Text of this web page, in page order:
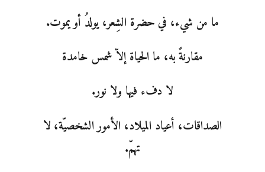
ما من شيء، في حضرة الشِعر، يولدُ أو يموت.
مقارنةً به، ما الحياة إلاّ شمس خامدة
لا دفء فيها ولا نور.
الصداقات، أعياد الميلاد، الأمور الشخصيّة، لا
تهمّ.